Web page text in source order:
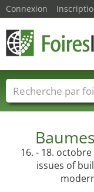
16. - 18.
issues of
Connexion
Foire noms